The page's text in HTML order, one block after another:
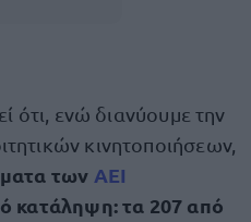
ότι, ενώ διανύουμε την
κινητοποιήσεων,
των ΑΕΙ
κατάληψη: τα 207 από